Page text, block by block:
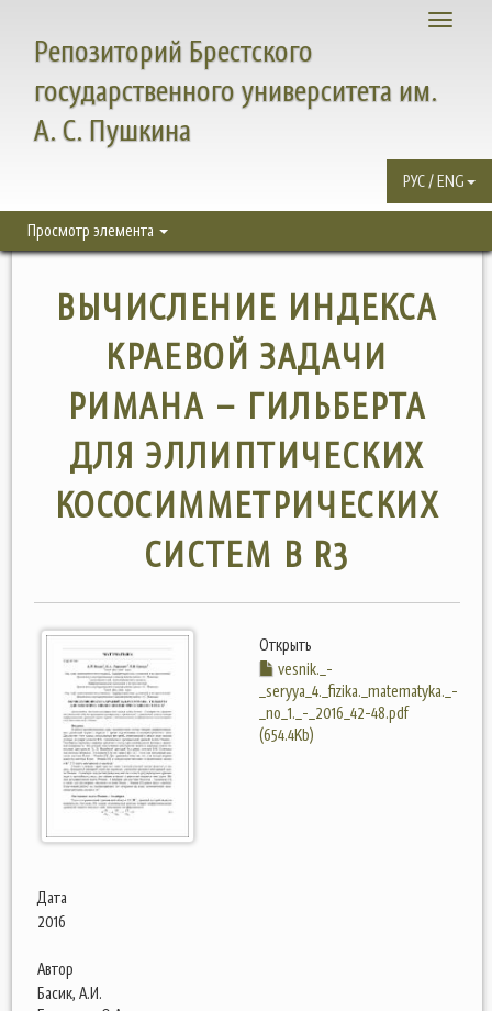
Toggle
Репозиторий Брестского
государственного университета им.
А. С. Пушкина
РУС / ENG
Просмотр элемента
ВЫЧИСЛЕНИЕ ИНДЕКСА
КРАЕВОЙ ЗАДАЧИ
РИМАНА – ГИЛЬБЕРТА
ДЛЯ ЭЛЛИПТИЧЕСКИХ
КОСОСИММЕТРИЧЕСКИХ
СИСТЕМ В R3
Открыть
vesnik._-
_seryya_4._fizika._matematyka._-
_no_1._-_2016_42-48.pdf
(654.4Kb)
Дата
2016
Автор
Басик, А.И.